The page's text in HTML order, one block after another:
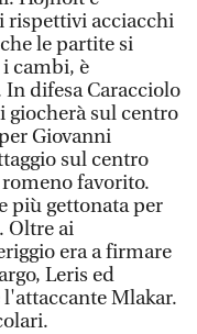
rispettivi acciacchi
le partite si
cambi, è
difesa Caracciolo
giocherà sul centro
Giovanni
sul centro
romeno favorito.
più gettonata per
Oltre ai
era a firmare
Leris ed
Mlakar.